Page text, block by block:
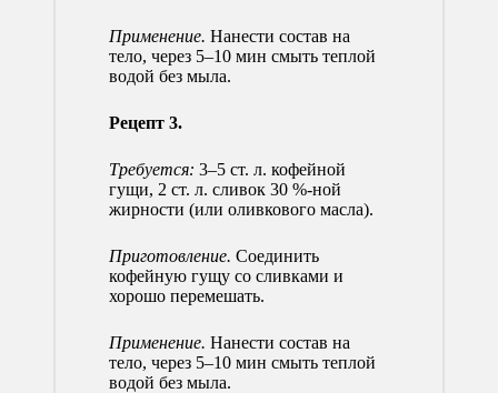
Применение. Нанести состав на
тело, через 5–10 мин смыть теплой
водой без мыла.
Рецепт 3.
Требуется: 3–5 ст. л. кофейной
гущи, 2 ст. л. сливок 30 %-ной
жирности (или оливкового масла).
Приготовление. Соединить
кофейную гущу со сливками и
хорошо перемешать.
Применение. Нанести состав на
тело, через 5–10 мин смыть теплой
водой без мыла.